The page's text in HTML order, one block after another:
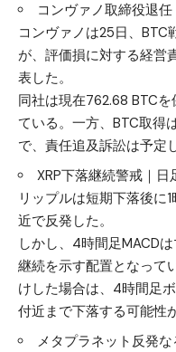
コンヴァノ取締役退
コンヴァノは25日、BTC
が、評価損に対する経営
表した。
同社は現在762.68 BTC
ている。一方、BTC取得
で、責任追及訴訟は予定
XRP下落継続警戒｜
リップルは短期下落後に
近で反発した。
しかし、4時間足MACD
継続を示す配置となって
けした場合は、4時間足
付近まで下落する可能性
メタプラネット反発